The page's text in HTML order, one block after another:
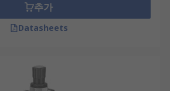
추가
Datasheets